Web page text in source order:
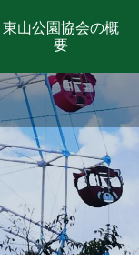
東山公園協会の概
要